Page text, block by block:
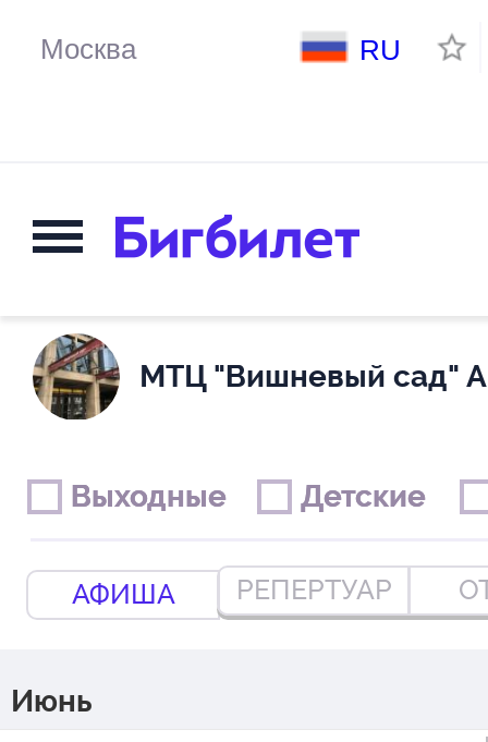
RU
МТЦ "Вишневый сад"
АФИША РЕПЕРТУАР
Выходные
Выходные Детские
Детские
Июнь